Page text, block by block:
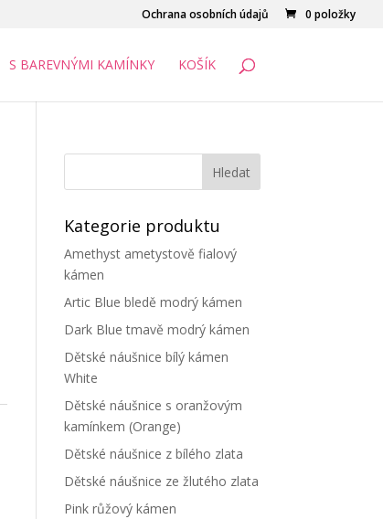
Ochrana osobních údajů 0 položky
S BAREVNÝMI KAMÍNKY KOŠÍK
Kategorie produktu
Amethyst ametystově fialový
kámen
Artic Blue bledě modrý kámen
Dark Blue tmavě modrý kámen
Dětské náušnice bílý kámen
White
Dětské náušnice s oranžovým
kamínkem (Orange)
Dětské náušnice z bílého zlata
Dětské náušnice ze žlutého zlata
Pink růžový kámen